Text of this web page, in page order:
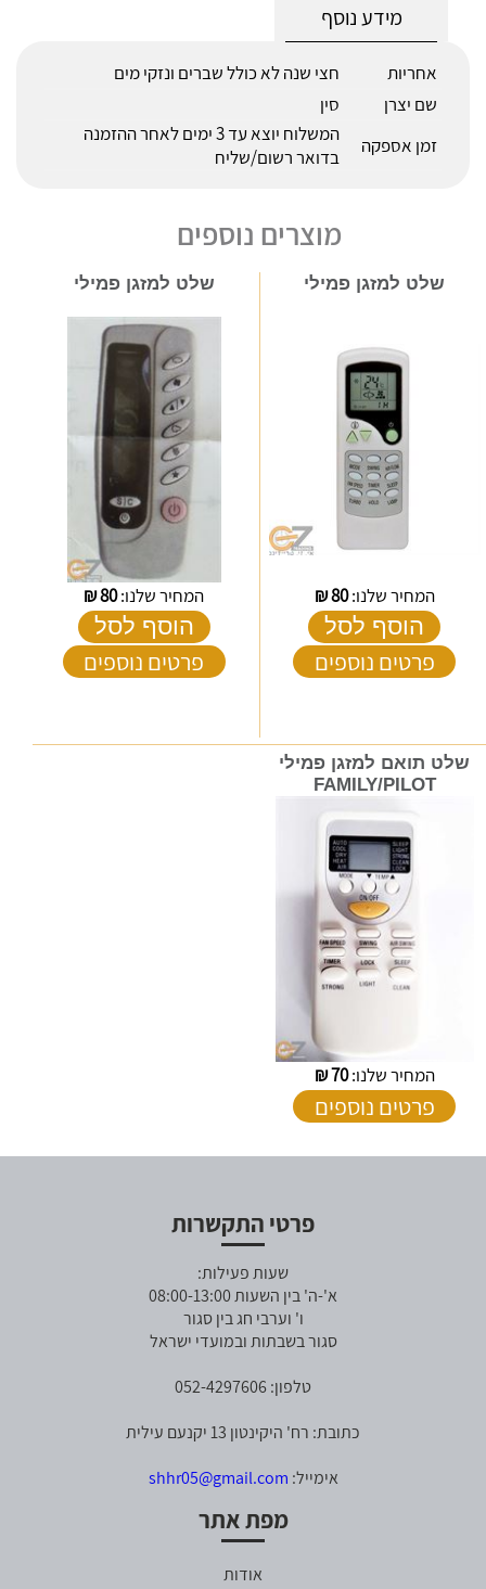
מידע נוסף
אחריות
חצי שנה לא כולל שברים ונזקי מים
שם יצרן
סין
זמן אספקה
המשלוח יוצא עד 3 ימים לאחר ההזמנה
בדואר רשום/שליח
מוצרים נוספים
שלט למזגן פמילי
המחיר שלנו:80
₪
הוסף לסל
פרטים נוספים
שלט למזגן פמילי
המחיר שלנו:80
₪
הוסף לסל
פרטים נוספים
שלט תואם למזגן פמילי
FAMILY/PILOT
המחיר שלנו:70
₪
פרטים נוספים
פרטי התקשרות
שעות פעילות:
א'-ה' בין השעות 08:00-13:00
ו' וערבי חג בין סגור
סגור בשבתות ובמועדי ישראל
טלפון: 052-4297606
כתובת: רח' היקינטון 13 יקנעם עילית
אימייל: shhr05@gmail.com
מפת אתר
אודות